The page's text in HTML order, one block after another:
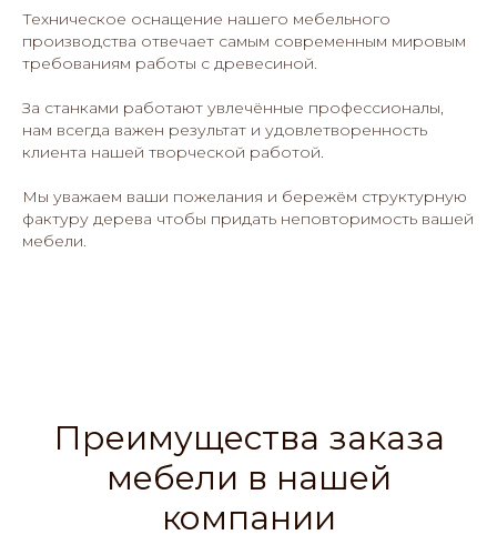
Техническое оснащение нашего мебельного
производства отвечает самым современным мировым
требованиям работы с древесиной.
За станками работают увлечённые профессионалы,
нам всегда важен результат и удовлетворенность
клиента нашей творческой работой.
Мы уважаем ваши пожелания и бережём структурную
фактуру дерева чтобы придать неповторимость вашей
мебели.
Преимущества заказа
мебели в нашей
компании